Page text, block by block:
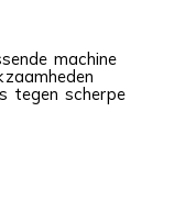
machine
tegen scherpe